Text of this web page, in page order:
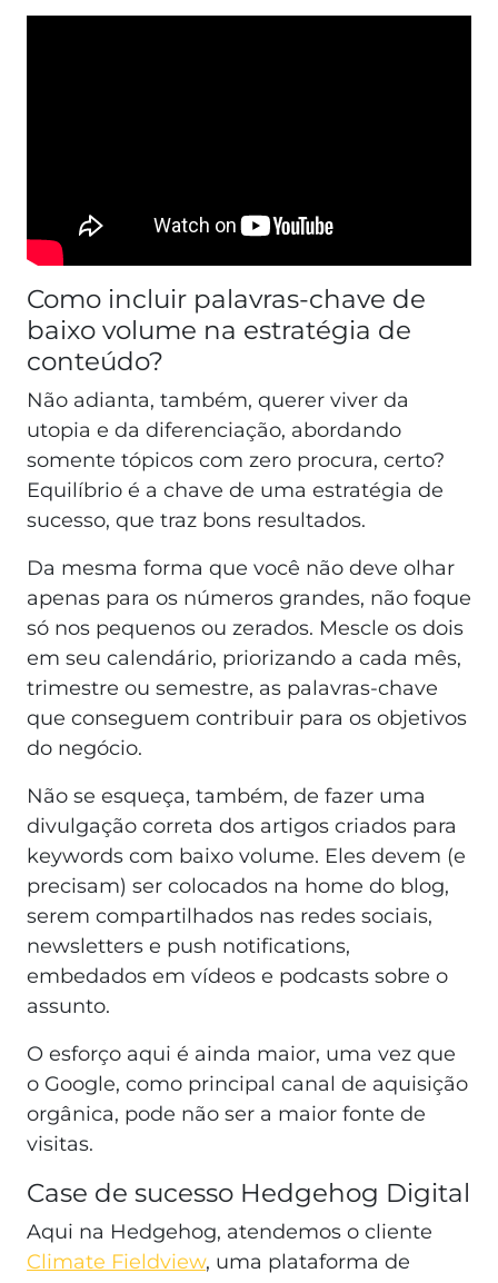
Como incluir palavras-chave de
baixo volume na estratégia de
conteúdo?
Não adianta, também, querer viver da
utopia e da diferenciação, abordando
somente tópicos com zero procura, certo?
Equilíbrio é a chave de uma estratégia de
sucesso, que traz bons resultados.
Da mesma forma que você não deve olhar
apenas para os números grandes, não foque
só nos pequenos ou zerados. Mescle os dois
em seu calendário, priorizando a cada mês,
trimestre ou semestre, as palavras-chave
que conseguem contribuir para os objetivos
do negócio.
Não se esqueça, também, de fazer uma
divulgação correta dos artigos criados para
keywords com baixo volume. Eles devem (e
precisam) ser colocados na home do blog,
serem compartilhados nas redes sociais,
newsletters e push notifications,
embedados em vídeos e podcasts sobre o
assunto.
O esforço aqui é ainda maior, uma vez que
o Google, como principal canal de aquisição
orgânica, pode não ser a maior fonte de
visitas.
Case de sucesso Hedgehog Digital
Aqui na Hedgehog, atendemos o cliente
Climate Fieldview, uma plataforma de